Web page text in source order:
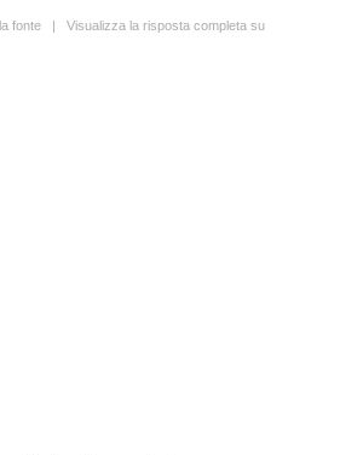
fonte | Visualizza la risposta completa su